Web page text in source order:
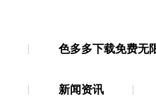
色多多下载免费无
新闻资讯